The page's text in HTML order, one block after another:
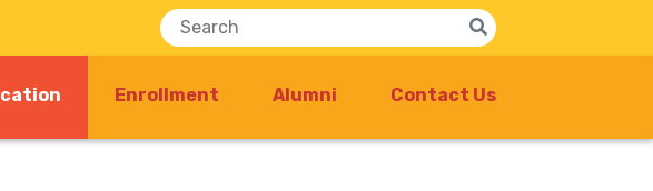
(current)Enrollment Alumni Contact Us